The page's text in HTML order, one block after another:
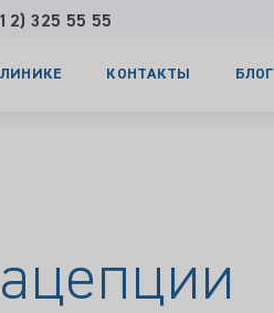
325 55 55
КОНТАКТЫ БЛОГ